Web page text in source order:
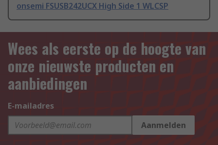
onsemi FSUSB242UCX High Side 1 WLCSP
Wees als eerste op de hoogte van
onze nieuwste producten en
aanbiedingen
E-mailadres
Aanmelden